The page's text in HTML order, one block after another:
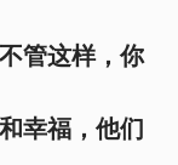
管这样，你
幸福，他们